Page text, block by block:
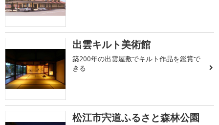
出雲キルト美術館
築200年の出雲屋敷でキルト作品を鑑賞で
きる
松江市宍道ふるさと森林公園